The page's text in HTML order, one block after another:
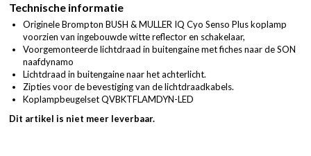
Technische informatie
Originele Brompton BUSH & MULLER IQ Cyo Senso Plus koplamp
voorzien van ingebouwde witte reflector en schakelaar,
Voorgemonteerde lichtdraad in buitengaine met fiches naar de SON
naafdynamo
Lichtdraad in buitengaine naar het achterlicht.
Zipties voor de bevestiging van de lichtdraadkabels.
Koplampbeugelset QVBKTFLAMDYN-LED
Dit artikel is niet meer leverbaar.